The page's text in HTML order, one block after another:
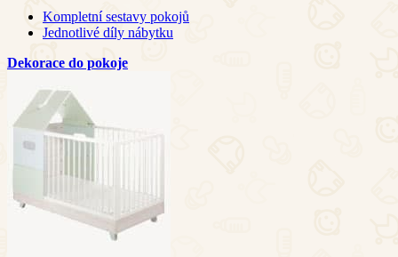
Kompletní sestavy pokojů
Jednotlivé díly nábytku
Dekorace do pokoje